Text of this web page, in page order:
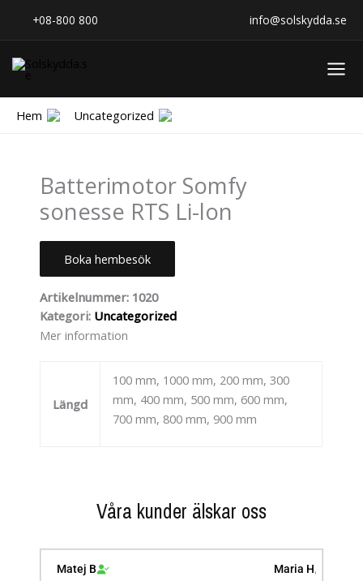
+08-800 800 info@solskydda.se
Hem Uncategorized
Batterimotor Somfy
sonesse RTS Li-lon
Boka hembesök
Artikelnummer: 1020
Kategori: Uncategorized
Mer information
Längd
100 mm, 1000 mm, 200 mm, 300
mm, 400 mm, 500 mm, 600 mm,
700 mm, 800 mm, 900 mm
Våra kunder älskar oss
D